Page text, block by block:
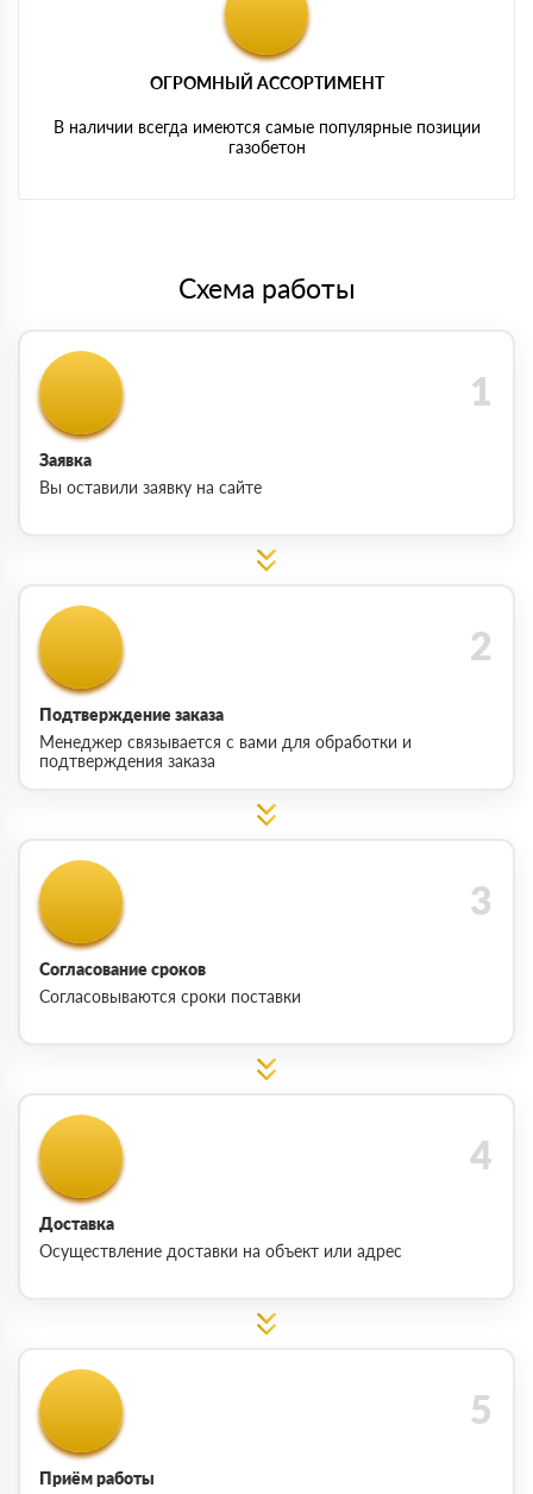
ОГРОМНЫЙ АССОРТИМЕНТ
В наличии всегда имеются самые популярные позиции
газобетон
Схема работы
Заявка
Вы оставили заявку на сайте
Подтверждение заказа
Менеджер связывается с вами для обработки и
подтверждения заказа
Согласование сроков
Согласовываются сроки поставки
Доставка
Осуществление доставки на объект или адрес
Приём работы